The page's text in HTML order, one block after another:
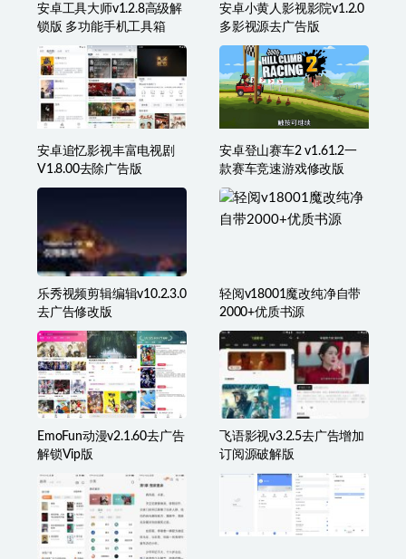
安卓工具大师v1.2.8高级解
锁版 多功能手机工具箱
安卓小黄人影视影院v1.2.0
多影视源去广告版
安卓追忆影视丰富电视剧
V1.8.00去除广告版
乐秀视频剪辑编辑v10.2.3.0
去广告修改版
轻阅v18001魔改纯净自带
2000+优质书源
EmoFun动漫v2.1.60去广告
解锁Vip版
飞语影视v3.2.5去广告增加